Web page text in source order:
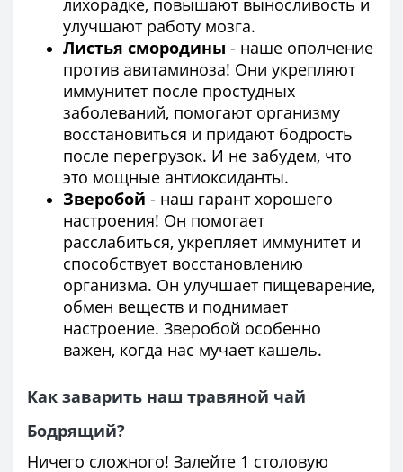
улучшают работу мозга.
Листья смородины - наше ополчение
против авитаминоза! Они укрепляют
иммунитет после простудных
заболеваний, помогают организму
восстановиться и придают бодрость
после перегрузок. И не забудем, что
это мощные антиоксиданты.
Зверобой - наш гарант хорошего
настроения! Он помогает
расслабиться, укрепляет иммунитет и
способствует восстановлению
организма. Он улучшает пищеварение,
обмен веществ и поднимает
настроение. Зверобой особенно
важен, когда нас мучает кашель.
Как заварить наш травяной чай
Бодрящий?
Ничего сложного! Залейте 1 столовую